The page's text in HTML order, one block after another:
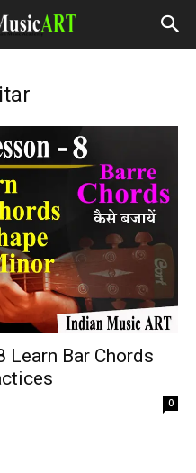
Learn Bar Chords
0